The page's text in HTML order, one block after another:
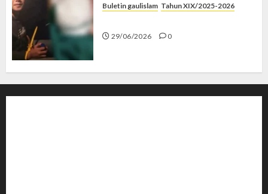
Buletin gaulislam Tahun XIX/2025-2026
29/06/2026 0